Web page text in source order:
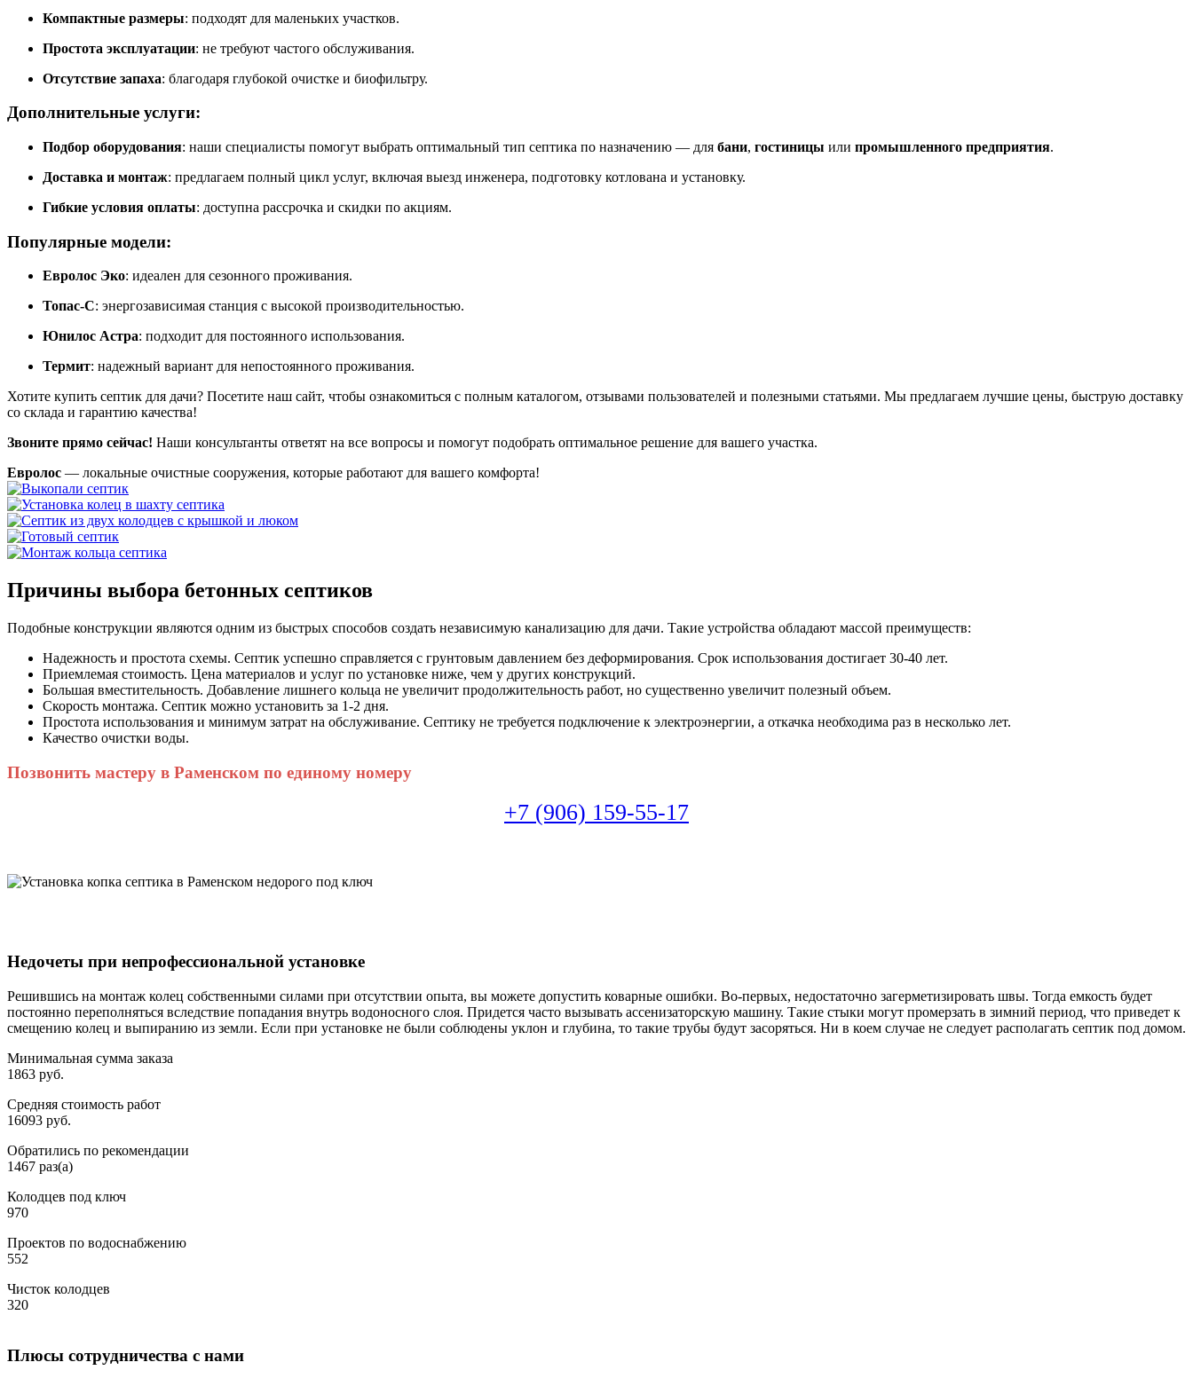
Компактные размеры: подходят для маленьких участков.
Простота эксплуатации: не требуют частого обслуживания.
Отсутствие запаха: благодаря глубокой очистке и биофильтру.
Дополнительные услуги:
Подбор оборудования: наши специалисты помогут выбрать оптимальный тип септика по назначению — для бани, гостиницы или промышленного предприятия.
Доставка и монтаж: предлагаем полный цикл услуг, включая выезд инженера, подготовку котлована и установку.
Гибкие условия оплаты: доступна рассрочка и скидки по акциям.
Популярные модели:
Евролос Эко: идеален для сезонного проживания.
Топас-С: энергозависимая станция с высокой производительностью.
Юнилос Астра: подходит для постоянного использования.
Термит: надежный вариант для непостоянного проживания.
Хотите купить септик для дачи? Посетите наш сайт, чтобы ознакомиться с полным каталогом, отзывами пользователей и полезными статьями. Мы предлагаем лучшие цены, быструю доставку
со склада и гарантию качества!
Звоните прямо сейчас! Наши консультанты ответят на все вопросы и помогут подобрать оптимальное решение для вашего участка.
Евролос — локальные очистные сооружения, которые работают для вашего комфорта!
Причины выбора бетонных септиков
Подобные конструкции являются одним из быстрых способов создать независимую канализацию для дачи. Такие устройства обладают массой преимуществ:
Надежность и простота схемы. Септик успешно справляется с грунтовым давлением без деформирования. Срок использования достигает 30-40 лет.
Приемлемая стоимость. Цена материалов и услуг по установке ниже, чем у других конструкций.
Большая вместительность. Добавление лишнего кольца не увеличит продолжительность работ, но существенно увеличит полезный объем.
Скорость монтажа. Септик можно установить за 1-2 дня.
Простота использования и минимум затрат на обслуживание. Септику не требуется подключение к электроэнергии, а откачка необходима раз в несколько лет.
Качество очистки воды.
Позвонить мастеру в Раменском по единому номеру
+7 (906) 159-55-17
Недочеты при непрофессиональной установке
Решившись на монтаж колец собственными силами при отсутствии опыта, вы можете допустить коварные ошибки. Во-первых, недостаточно загерметизировать швы. Тогда емкость будет
постоянно переполняться вследствие попадания внутрь водоносного слоя. Придется часто вызывать ассенизаторскую машину. Такие стыки могут промерзать в зимний период, что приведет к
смещению колец и выпиранию из земли. Если при установке не были соблюдены уклон и глубина, то такие трубы будут засоряться. Ни в коем случае не следует располагать септик под домом.
Минимальная сумма заказа
1863 руб.
Средняя стоимость работ
16093 руб.
Обратились по рекомендации
1467 раз(а)
Колодцев под ключ
970
Проектов по водоснабжению
552
Чисток колодцев
320
Плюсы сотрудничества с нами